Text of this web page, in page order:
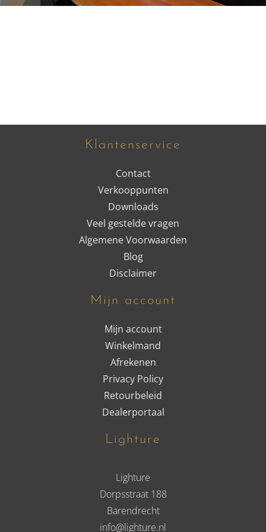
Klantenservice
Contact
Verkooppunten
Downloads
Veel gestelde vragen
Algemene Voorwaarden
Blog
Disclaimer
Mijn account
Mijn account
Winkelmand
Afrekenen
Privacy Policy
Retourbeleid
Dealerportaal
Lighture
Lighture
Dorpsstraat 188
Barendrecht
info@lighture.nl